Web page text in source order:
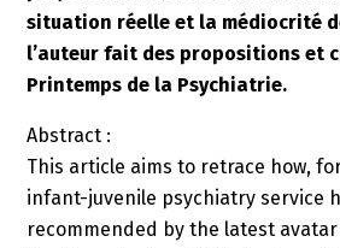
situation réelle et la médiocrité
l’auteur fait des propositions et
Printemps de la Psychiatrie.
Abstract :
This article aims to retrace how,
infant-juvenile psychiatry service
recommended by the latest